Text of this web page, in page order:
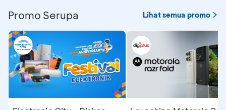
Promo Serupa Lihat semua promo